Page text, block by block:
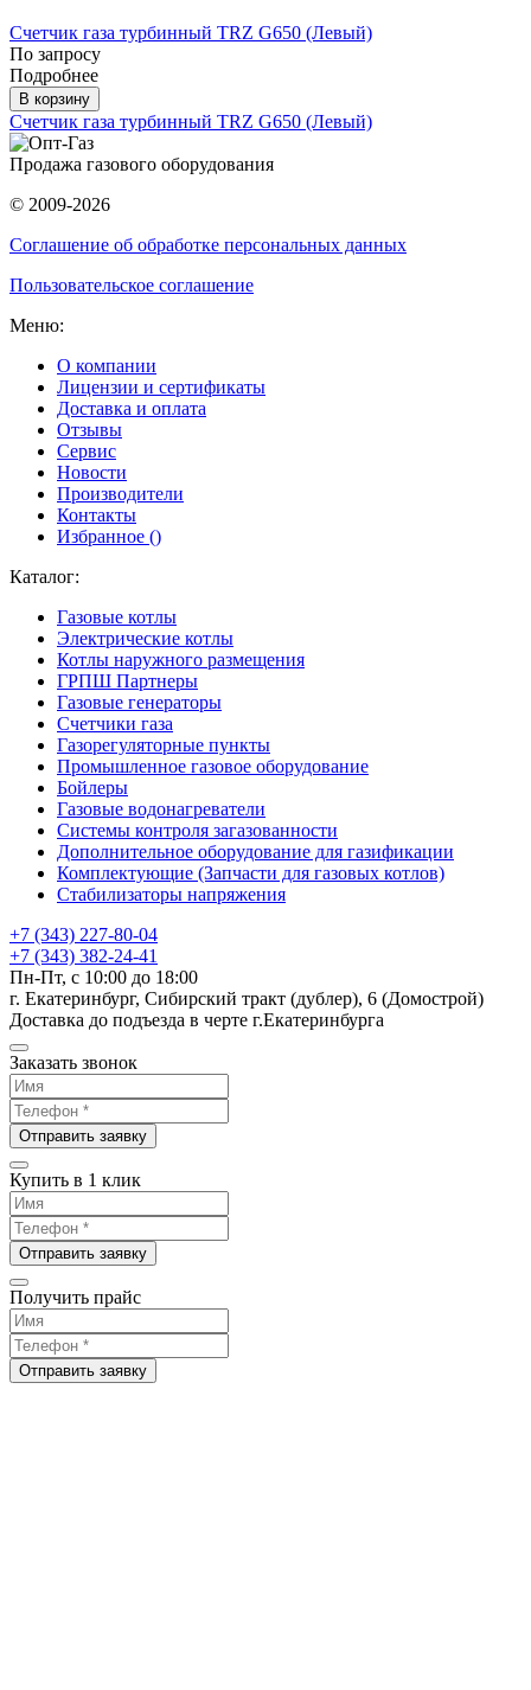
Счетчик газа турбинный TRZ G650 (Левый)
По запросу
Подробнее
В корзину
Счетчик газа турбинный TRZ G650 (Левый)
Продажа газового оборудования
© 2009-2026
Соглашение об обработке персональных данных
Пользовательское соглашение
Меню:
О компании
Лицензии и сертификаты
Доставка и оплата
Отзывы
Сервис
Новости
Производители
Контакты
Избранное ()
Каталог:
Газовые котлы
Электрические котлы
Котлы наружного размещения
ГРПШ Партнеры
Газовые генераторы
Счетчики газа
Газорегуляторные пункты
Промышленное газовое оборудование
Бойлеры
Газовые водонагреватели
Системы контроля загазованности
Дополнительное оборудование для газификации
Комплектующие (Запчасти для газовых котлов)
Стабилизаторы напряжения
+7 (343) 227-80-04
+7 (343) 382-24-41
Пн-Пт, с 10:00 до 18:00
г. Екатеринбург, Сибирский тракт (дублер), 6 (Домострой)
Доставка до подъезда в черте г.Екатеринбурга
Заказать звонок
Отправить заявку
Купить в 1 клик
Отправить заявку
Получить прайс
Отправить заявку